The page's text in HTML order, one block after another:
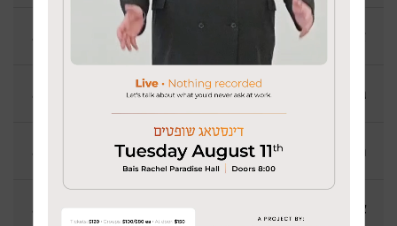
א שמועס מיטן מח - יוסי בראך
גוט-געפרעגט - פנחס גלויבער
חצי שיעור - הרב שאול קליין
צוויי אידן - דריי דעות